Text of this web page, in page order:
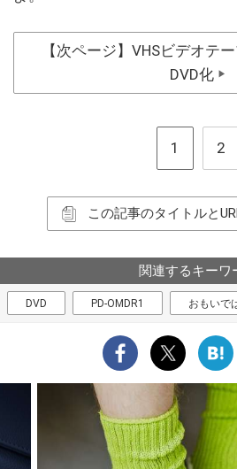
【次ページ】VHSビデオテ
DVD化 ▶
1 2
この記事のタイトルと
関連するキーワ
DVD PD-OMDR1 おもいで